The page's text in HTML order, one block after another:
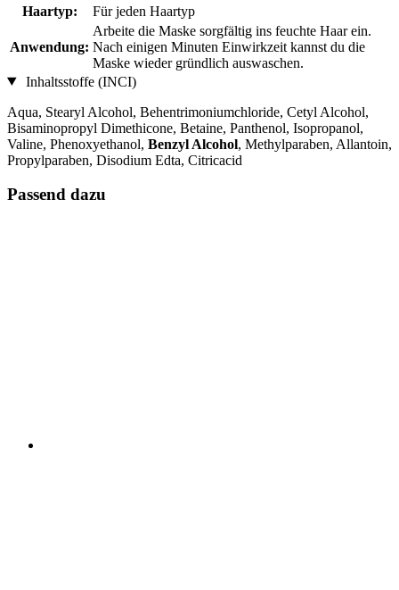
Haartyp:
Für jeden Haartyp
Anwendung:
Arbeite die Maske sorgfältig ins feuchte Haar ein.
Nach einigen Minuten Einwirkzeit kannst du die
Maske wieder gründlich auswaschen.
Inhaltsstoffe (INCI)
Aqua, Stearyl Alcohol, Behentrimoniumchloride, Cetyl Alcohol,
Bisaminopropyl Dimethicone, Betaine, Panthenol, Isopropanol,
Valine, Phenoxyethanol, Benzyl Alcohol, Methylparaben, Allantoin,
Propylparaben, Disodium Edta, Citricacid
Passend dazu